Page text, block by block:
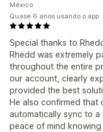
Special thanks to
Rhedd was extremely
throughout the entire
our account, clearly
provided the best
He also confirmed
automatically sync to a
peace of mind
México
Quase 6 anos usando o app